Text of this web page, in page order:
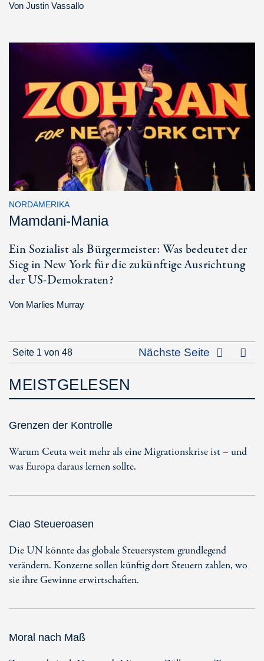
Von Justin Vassallo
NORDAMERIKA
Mamdani-Mania
Ein Sozialist als Bürgermeister: Was bedeutet der
Sieg in New York für die zukünftige Ausrichtung
der US-Demokraten?
Von Marlies Murray
Seite 1 von 48 Nächste Seite
MEISTGELESEN
Grenzen der Kontrolle
Warum Ceuta weit mehr als eine Migrationskrise ist – und
was Europa daraus lernen sollte.
Ciao Steueroasen
Die UN könnte das globale Steuersystem grundlegend
verändern. Konzerne sollen künftig dort Steuern zahlen, wo
sie ihre Gewinne erwirtschaften.
Moral nach Maß